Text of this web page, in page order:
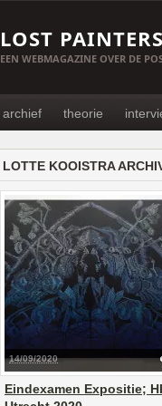
LOST PAINTERS
EEN WEBMAGAZINE OVER DE
archief theorie
LOTTE KOOISTRA
14/09/2020
Eindexamen Expositie;